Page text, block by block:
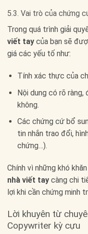
5.3. Vai trò của chứng
Trong quá trình giải
viết tay của bạn sẽ
giá các yếu tố như:
Tính xác thực của
Nội dung có rõ ràng,
không.
Các chứng cứ bổ
tin nhắn trao đổi,
chứng…).
Chính vì những khó
nhà viết tay càng chi
lợi khi cần chứng minh
Lời khuyên từ
Copywriter kỳ cựu